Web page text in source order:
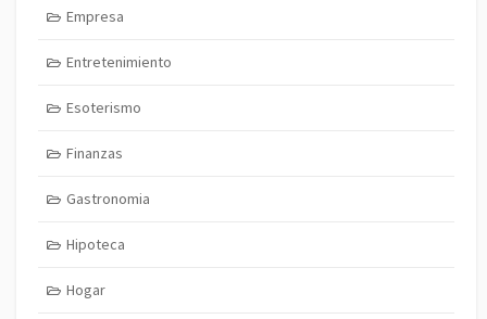
Empresa
Entretenimiento
Esoterismo
Finanzas
Gastronomia
Hipoteca
Hogar